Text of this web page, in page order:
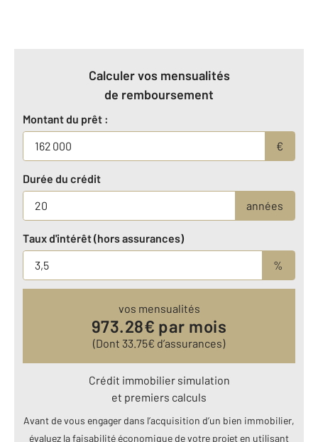
Calculer vos mensualités
de remboursement
Montant du prêt :
€
Durée du crédit
années
Taux d'intérêt (hors assurances)
%
vos mensualités
973.28€ par mois
(Dont 33.75€ d’assurances)
Crédit immobilier simulation
et premiers calculs
Avant de vous engager dans l’acquisition d’un bien immobilier,
évaluez la faisabilité économique de votre projet en utilisant